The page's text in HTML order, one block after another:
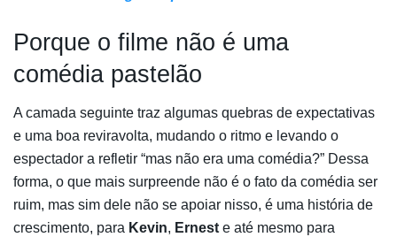
Porque o filme não é uma
comédia pastelão
A camada seguinte traz algumas quebras de expectativas
e uma boa reviravolta, mudando o ritmo e levando o
espectador a refletir “mas não era uma comédia?” Dessa
forma, o que mais surpreende não é o fato da comédia ser
ruim, mas sim dele não se apoiar nisso, é uma história de
crescimento, para Kevin, Erneste até mesmo para